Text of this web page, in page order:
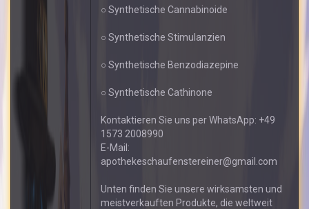
○ Synthetische Cannabinoide
○ Synthetische Stimulanzien
○ Synthetische Benzodiazepine
○ Synthetische Cathinone
Kontaktieren Sie uns per WhatsApp: +49
1573 2008990
E-Mail:
apothekeschaufenstereiner@gmail.com
Unten finden Sie unsere wirksamsten und
meistverkauften Produkte, die weltweit